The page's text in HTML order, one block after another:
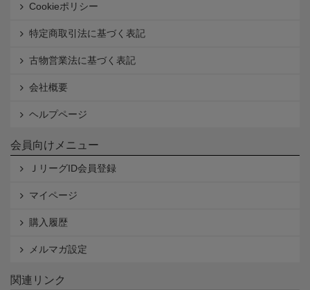
Cookieポリシー
特定商取引法に基づく表記
古物営業法に基づく表記
会社概要
ヘルプページ
会員向けメニュー
ＪリーグID会員登録
マイページ
購入履歴
メルマガ設定
関連リンク